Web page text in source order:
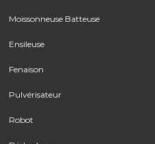
Moissonneuse Batteuse
Ensileuse
Fenaison
Pulvérisateur
Robot